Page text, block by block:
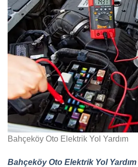
Bahçeköy Oto Elektrik Yol Yardım
Bahçeköy Oto Elektrik Yol Yardım